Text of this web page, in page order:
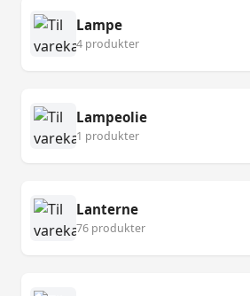
Lampe
4 produkter
Lampeolie
1 produkter
Lanterne
76 produkter